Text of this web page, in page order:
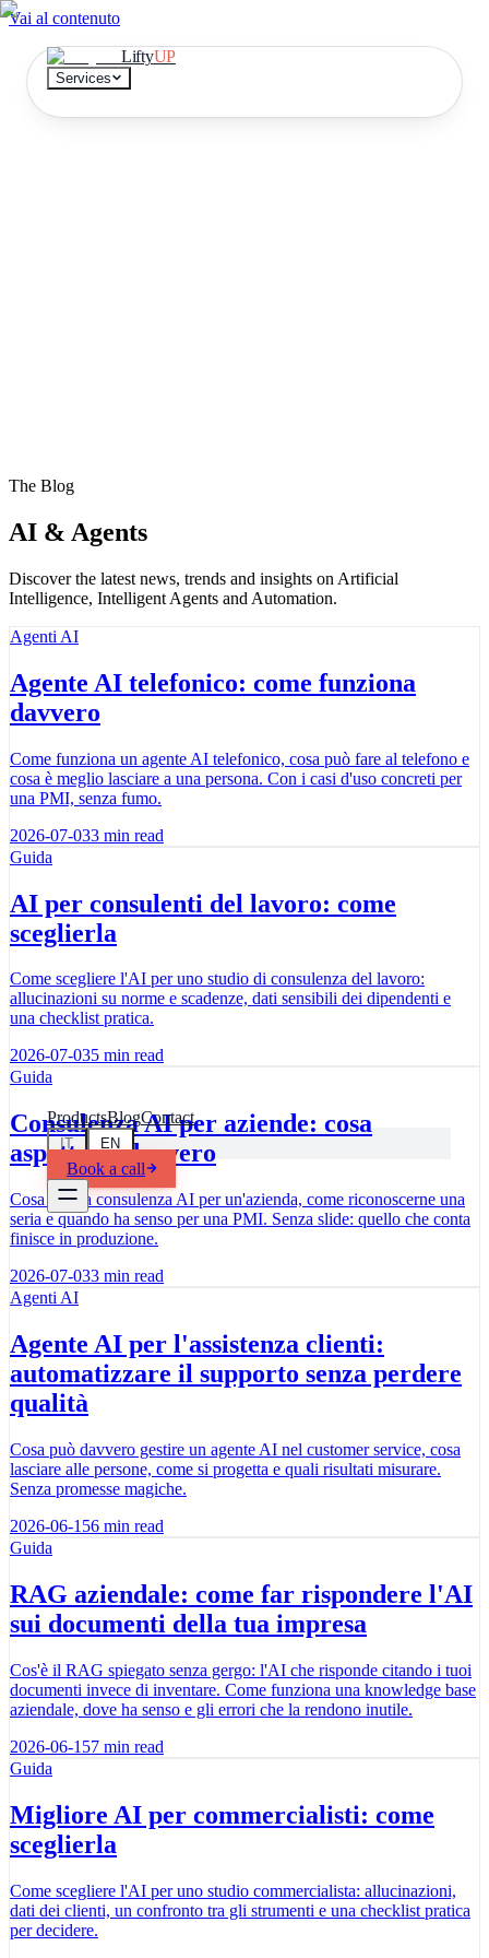
Vai al contenuto
LiftyUP
Services
consultants
bank statement: data extracted, figures checked
ProductsBlogContact
IT EN
Book a call
The Blog
AI & Agents
Discover the latest news, trends and insights on Artificial
Intelligence, Intelligent Agents and Automation.
Agenti AI
Agente AI telefonico: come funziona
davvero
Come funziona un agente AI telefonico, cosa può fare al telefono e
cosa è meglio lasciare a una persona. Con i casi d'uso concreti per
una PMI, senza fumo.
2026-07-033 min read
Guida
AI per consulenti del lavoro: come
sceglierla
Come scegliere l'AI per uno studio di consulenza del lavoro:
allucinazioni su norme e scadenze, dati sensibili dei dipendenti e
una checklist pratica.
2026-07-035 min read
Guida
Consulenza AI per aziende: cosa
aspettarsi davvero
Cosa fa una consulenza AI per un'azienda, come riconoscerne una
seria e quando ha senso per una PMI. Senza slide: quello che conta
finisce in produzione.
2026-07-033 min read
Agenti AI
Agente AI per l'assistenza clienti:
automatizzare il supporto senza perdere
qualità
Cosa può davvero gestire un agente AI nel customer service, cosa
lasciare alle persone, come si progetta e quali risultati misurare.
Senza promesse magiche.
2026-06-156 min read
Guida
RAG aziendale: come far rispondere l'AI
sui documenti della tua impresa
Cos'è il RAG spiegato senza gergo: l'AI che risponde citando i tuoi
documenti invece di inventare. Come funziona una knowledge base
aziendale, dove ha senso e gli errori che la rendono inutile.
2026-06-157 min read
Guida
Migliore AI per commercialisti: come
sceglierla
Come scegliere l'AI per uno studio commercialista: allucinazioni,
dati dei clienti, un confronto tra gli strumenti e una checklist pratica
per decidere.